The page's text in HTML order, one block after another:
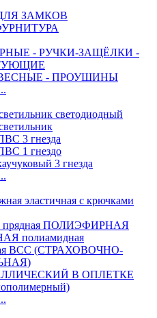
ЗАМКОВ
- РУЧКИ-ЗАЩЁЛКИ -
- ПРОУШИНЫ
светодиодный
3 гнезда
1 гнездо
3 гнезда
эластичная с крючками
прядная ПОЛИЭФИРНАЯ
полиамидная
ВСС (СТРАХОВОЧНО-
В ОПЛЕТКЕ